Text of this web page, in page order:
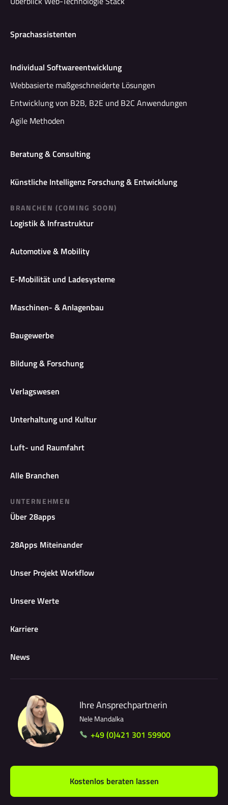
Sprachassistenten
Individual Softwareentwicklung
Webbasierte maßgeschneiderte Lösungen
Entwicklung von B2B, B2E und B2C Anwendungen
Agile Methoden
Beratung & Consulting
Künstliche Intelligenz Forschung & Entwicklung
BRANCHEN (COMING SOON)
Logistik & Infrastruktur
Automotive & Mobility
E-Mobilität und Ladesysteme
Maschinen- & Anlagenbau
Baugewerbe
Bildung & Forschung
Verlagswesen
Unterhaltung und Kultur
Luft- und Raumfahrt
Alle Branchen
UNTERNEHMEN
Über 28apps
28Apps Miteinander
Unser Projekt Workflow
Unsere Werte
Karriere
News
Ihre Ansprechpartnerin
Nele Mandalka
+49 (0)421 301 59900
Kostenlos beraten lassen